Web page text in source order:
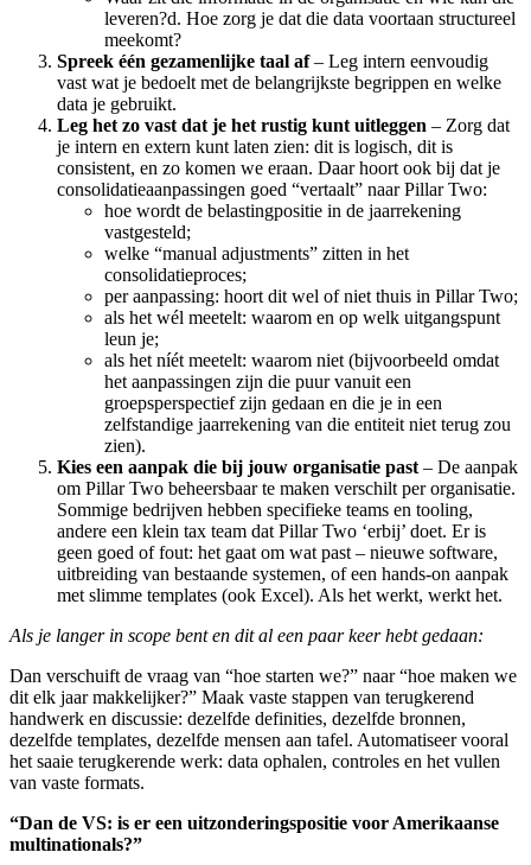
leveren?d. Hoe zorg je dat die data voortaan structureel
meekomt?
Spreek één gezamenlijke taal af– Leg intern eenvoudig
vast wat je bedoelt met de belangrijkste begrippen en welke
data je gebruikt.
Leg het zo vast dat je het rustig kunt uitleggen – Zorg dat
je intern en extern kunt laten zien: dit is logisch, dit is
consistent, en zo komen we eraan. Daar hoort ook bij dat je
consolidatieaanpassingen goed “vertaalt” naar Pillar Two:
hoe wordt de belastingpositie in de jaarrekening
vastgesteld;
welke “manual adjustments” zitten in het
consolidatieproces;
per aanpassing: hoort dit wel of niet thuis in Pillar Two;
als het wél meetelt: waarom en op welk uitgangspunt
leun je;
als het níét meetelt: waarom niet (bijvoorbeeld omdat
het aanpassingen zijn die puur vanuit een
groepsperspectief zijn gedaan en die je in een
zelfstandige jaarrekening van die entiteit niet terug zou
zien).
Kies een aanpak die bij jouw organisatie past – De aanpak
om Pillar Two beheersbaar te maken verschilt per organisatie.
Sommige bedrijven hebben specifieke teams en tooling,
andere een klein tax team dat Pillar Two ‘erbij’ doet. Er is
geen goed of fout: het gaat om wat past – nieuwe software,
uitbreiding van bestaande systemen, of een hands-on aanpak
met slimme templates (ook Excel). Als het werkt, werkt het.
Als je langer in scope bent en dit al een paar keer hebt gedaan:
Dan verschuift de vraag van “hoe starten we?” naar “hoe maken we
dit elk jaar makkelijker?” Maak vaste stappen van terugkerend
handwerk en discussie: dezelfde definities, dezelfde bronnen,
dezelfde templates, dezelfde mensen aan tafel. Automatiseer vooral
het saaie terugkerende werk: data ophalen, controles en het vullen
van vaste formats.
“Dan de VS: is er een uitzonderingspositie voor Amerikaanse
multinationals?”